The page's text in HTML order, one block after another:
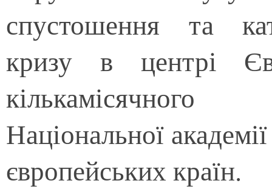
спустошення та
кризу в центрі
Національної
європейських країн.